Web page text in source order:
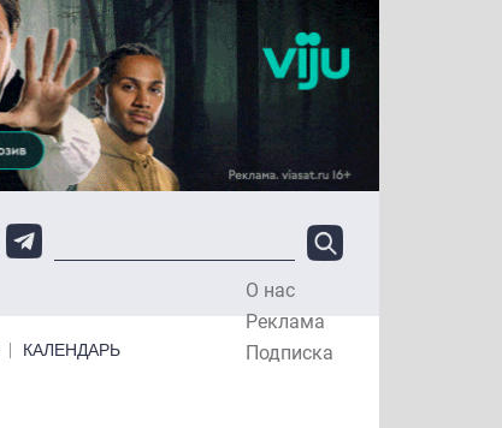
О нас
Реклама
Подписка
КАЛЕНДАРЬ